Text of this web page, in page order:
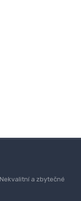
a zbytečné